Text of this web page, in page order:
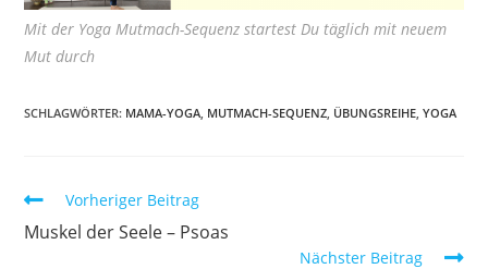
Mit der Yoga Mutmach-Sequenz startest Du täglich mit neuem
Mut durch
SCHLAGWÖRTER: MAMA-YOGA MUTMACH-SEQUENZ ÜBUNGSREIHE YOGA
Weitere
Artikel
ansehen
Vorheriger Beitrag
Muskel der Seele – Psoas
Nächster Beitrag